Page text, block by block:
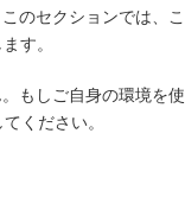
のセクションでは、こ
す。
もしご自身の環境を使
ください。